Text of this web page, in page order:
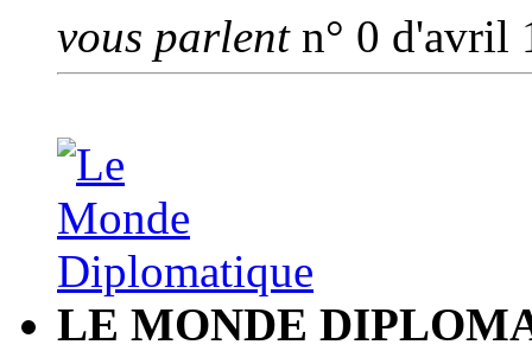
vous parlentn° 0 d'avril
LE MONDE